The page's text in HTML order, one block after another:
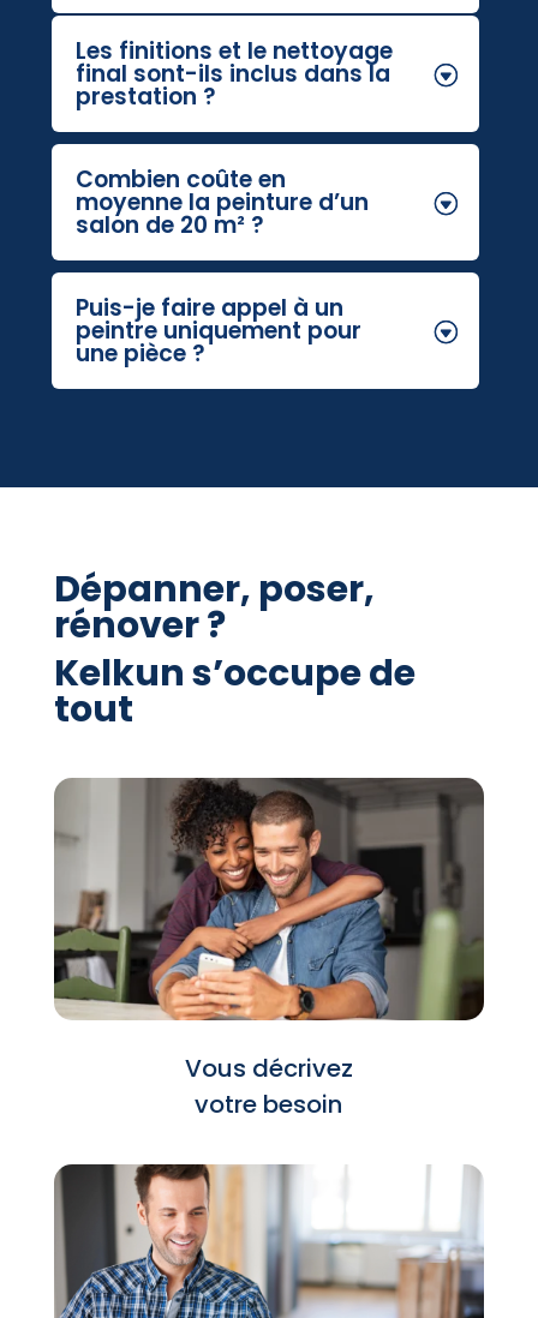
Les finitions et le nettoyage
final sont-ils inclus dans la
prestation ?
Combien coûte en
moyenne la peinture d’un
salon de 20 m² ?
Puis-je faire appel à un
peintre uniquement pour
une pièce ?
Dépanner, poser,
rénover ?
Kelkun s’occupe de
tout
Vous décrivez
votre besoin